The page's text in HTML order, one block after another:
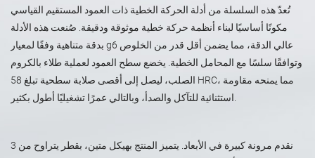
تُعدّ هذه السلسلة من أدلة الحركة الخطية ذات العمود المستقيم القياسي
مكونًا أساسيًا لبناء أنظمة حركة خطية موثوقة ودقيقة. صُنعت هذه الأدلة
بدقة متناهية وفقًا لمعيار g6 عالي الدقة، مما يضمن أقل قدر من الخلوص
وتوافقًا سلسًا مع المحامل الخطية. يخضع سطح العمود لعملية طلاء بالكروم
الصلب، ليصل إلى أقصى صلابة سطحية تبلغ 58 HRC، مما يمنحه مقاومة
نقدم مرونة كبيرة في الأبعاد. يتميز المنتج بهيكل متين، بقطر يتراوح من 3